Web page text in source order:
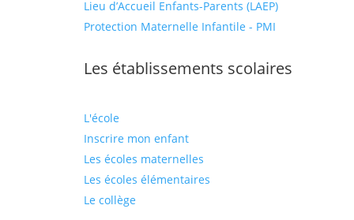
Lieu d’Accueil Enfants-Parents (LAEP)
Protection Maternelle Infantile - PMI
Les établissements scolaires
L'école
Inscrire mon enfant
Les écoles maternelles
Les écoles élémentaires
Le collège